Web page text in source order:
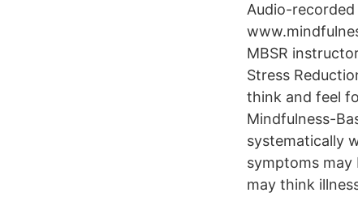
Audio-
MBSR
Stress
think and feel
Mindfulness-
systematically
symptoms
may think